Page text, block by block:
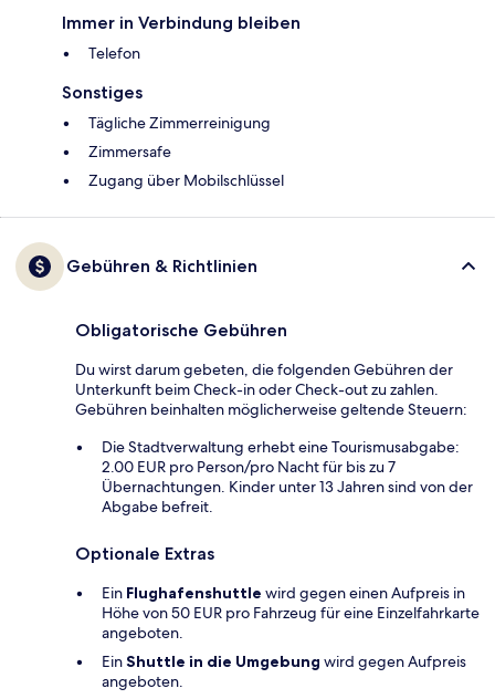
Immer in Verbindung bleiben
Telefon
Sonstiges
Tägliche Zimmerreinigung
Zimmersafe
Zugang über Mobilschlüssel
Gebühren & Richtlinien
Obligatorische Gebühren
Du wirst darum gebeten, die folgenden Gebühren der
Unterkunft beim Check-in oder Check-out zu zahlen.
Gebühren beinhalten möglicherweise geltende Steuern:
Die Stadtverwaltung erhebt eine Tourismusabgabe:
2.00 EUR pro Person/pro Nacht für bis zu 7
Übernachtungen. Kinder unter 13 Jahren sind von der
Abgabe befreit.
Optionale Extras
Ein Flughafenshuttle wird gegen einen Aufpreis in
Höhe von 50 EUR pro Fahrzeug für eine Einzelfahrkarte
angeboten.
EinShuttle in die Umgebung wird gegen Aufpreis
angeboten.